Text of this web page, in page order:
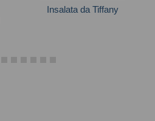
Insalata da Tiffany